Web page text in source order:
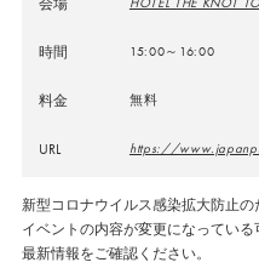
時間 15:00～16:00
料金 無料
URL https://
新型コロナウイルス感染拡大防止
イベントの内容が変更になってい
最新情報をご確認ください。